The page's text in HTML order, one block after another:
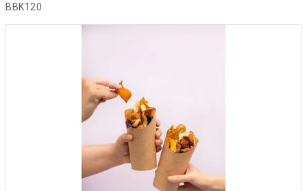
BBK120